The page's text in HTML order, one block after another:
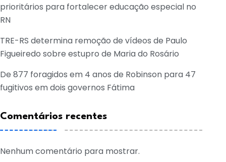
prioritários para fortalecer educação especial no
RN
TRE-RS determina remoção de vídeos de Paulo
Figueiredo sobre estupro de Maria do Rosário
De 877 foragidos em 4 anos de Robinson para 47
fugitivos em dois governos Fátima
Comentários recentes
Nenhum comentário para mostrar.